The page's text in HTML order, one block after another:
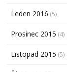
Leden 2016 (5)
Prosinec 2015 (4)
Listopad 2015 (5)